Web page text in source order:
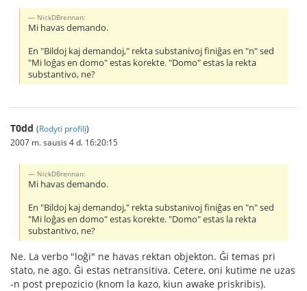
NickDBrennan:
Mi havas demando.
En "Bildoj kaj demandoj," rekta substanivoj finiĝas en "n" sed
"Mi loĝas en domo" estas korekte. "Domo" estas la rekta
substantivo, ne?
T0dd (Rodyti profilį)
2007 m. sausis 4 d. 16:20:15
NickDBrennan:
Mi havas demando.
En "Bildoj kaj demandoj," rekta substanivoj finiĝas en "n" sed
"Mi loĝas en domo" estas korekte. "Domo" estas la rekta
substantivo, ne?
Ne. La verbo "loĝi" ne havas rektan objekton. Ĝi temas pri
stato, ne ago. Ĝi estas netransitiva. Cetere, oni kutime ne uzas
-n post prepozicio (knom la kazo, kiun awake priskribis).